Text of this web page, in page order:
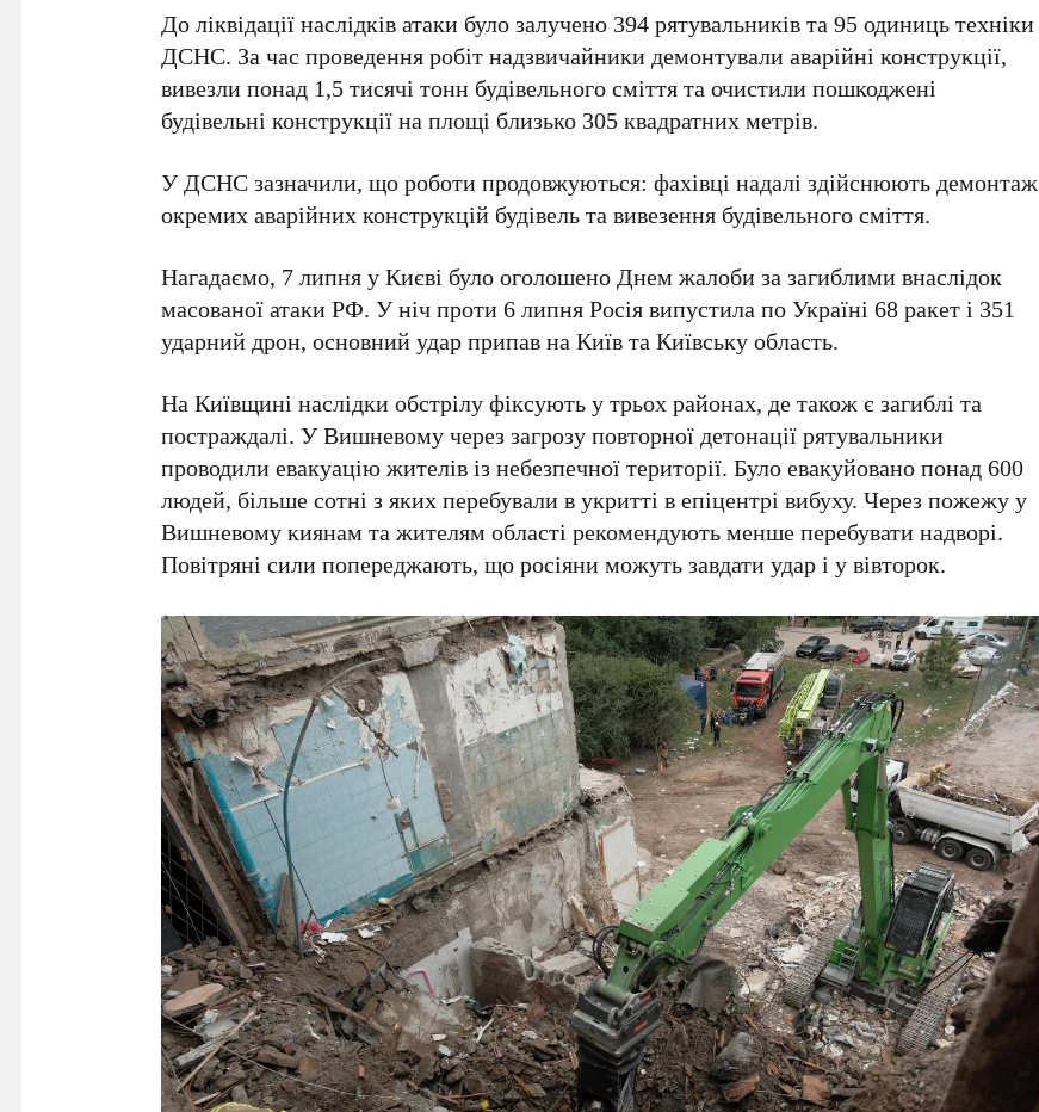
До ліквідації наслідків атаки було залучено 394 рятувальниківта95 одиниць техніки
ДСНС. За час проведення робіт надзвичайники демонтували аварійні конструкції,
вивезли понад 1,5 тисячі тонн будівельного сміттята очистили пошкоджені
будівельні конструкції на площі близько 305 квадратних метрів.
УДСНСзазначили, що роботи продовжуються: фахівці надалі здійснюють демонтаж
окремих аварійних конструкцій будівель та вивезення будівельного сміття.
Нагадаємо, 7 липняуКиєві було оголошеноДнем жалобиза загиблими внаслідок
масованої атаки РФ. У ніч проти6 липня Росіявипустила поУкраїні 68 ракеті 351
ударний дрон, основний удар припав наКиївтаКиївську область.
НаКиївщині наслідки обстрілу фіксують у трьох районах, де також є загиблі та
постраждалі. УВишневомучерез загрозу повторної детонації рятувальники
проводили евакуацію жителів із небезпечної території. Було евакуйовано понад600
людей, більше сотні з яких перебували в укритті в епіцентрі вибуху. Через пожежу у
Вишневомукиянам та жителям області рекомендують менше перебувати надворі.
Повітряні силипопереджають, що росіяни можуть завдати удар і у вівторок.